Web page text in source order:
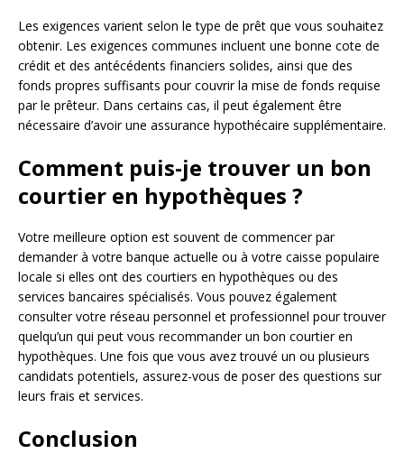
Les exigences varient selon le type de prêt que vous souhaitez
obtenir. Les exigences communes incluent une bonne cote de
crédit et des antécédents financiers solides, ainsi que des
fonds propres suffisants pour couvrir la mise de fonds requise
par le prêteur. Dans certains cas, il peut également être
nécessaire d’avoir une assurance hypothécaire supplémentaire.
Comment puis-je trouver un bon
courtier en hypothèques ?
Votre meilleure option est souvent de commencer par
demander à votre banque actuelle ou à votre caisse populaire
locale si elles ont des courtiers en hypothèques ou des
services bancaires spécialisés. Vous pouvez également
consulter votre réseau personnel et professionnel pour trouver
quelqu’un qui peut vous recommander un bon courtier en
hypothèques. Une fois que vous avez trouvé un ou plusieurs
candidats potentiels, assurez-vous de poser des questions sur
leurs frais et services.
Conclusion